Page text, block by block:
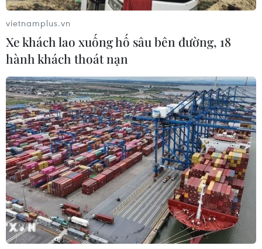
#Vietnam Foodexpo 2019
#Xúc tiến thương mại
Tp. Hồ Chí Minh
Theo dõi VietnamPlus
TIN LIÊN QUAN
vietnamplus.vn
Xe khách lao xuống hố sâu bên đường, 18
hành khách thoát nạn